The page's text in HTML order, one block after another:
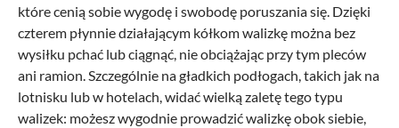
które cenią sobie wygodę i swobodę poruszania się. Dzięki
czterem płynnie działającym kółkom walizkę można bez
wysiłku pchać lub ciągnąć, nie obciążając przy tym pleców
ani ramion. Szczególnie na gładkich podłogach, takich jak na
lotnisku lub w hotelach, widać wielką zaletę tego typu
walizek: możesz wygodnie prowadzić walizkę obok siebie,